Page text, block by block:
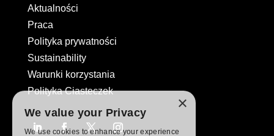
Aktualności
Praca
Polityka prywatności
Sustainability
Warunki korzystania
Polityka Ciasteczek
×
We value your Privacy
We use cookies to enhance your experience